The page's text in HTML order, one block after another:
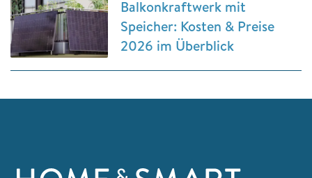
Balkonkraftwerk mit
Speicher: Kosten & Preise
2026 im Überblick